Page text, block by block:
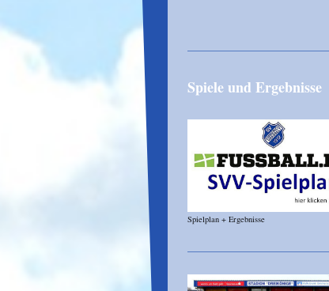
Spiele und Ergebnisse
Spielplan + Ergebnisse